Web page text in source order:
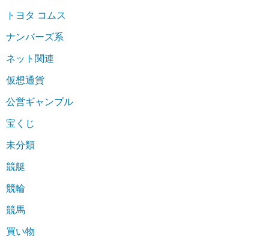
トヨタ コムス
ナンバーズ系
ネット関連
仮想通貨
公営ギャンブル
宝くじ
未分類
競艇
競輪
競馬
買い物